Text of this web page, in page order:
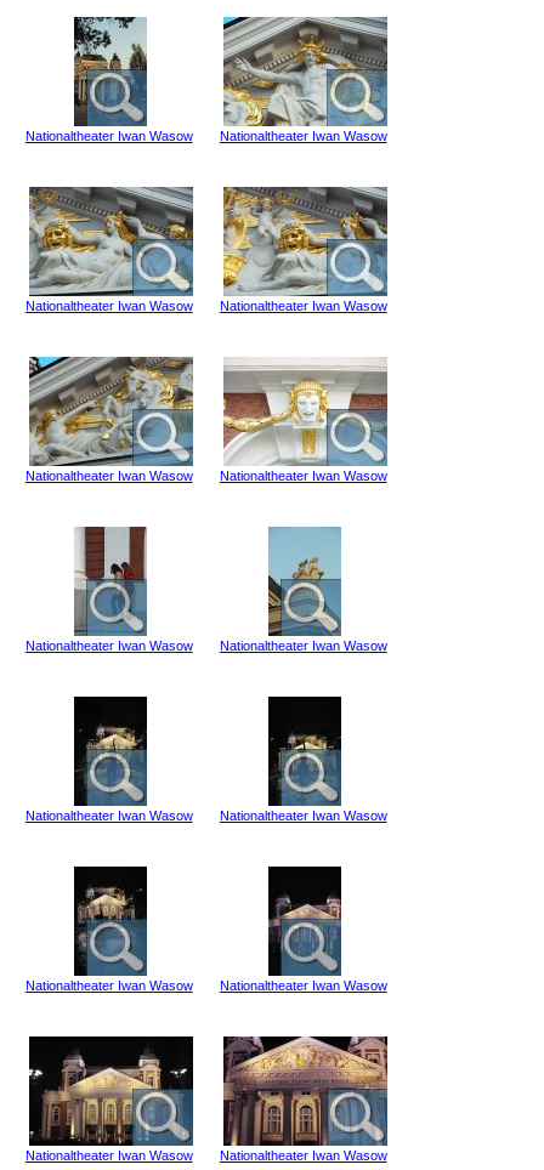
Nationaltheater Iwan Wasow Nationaltheater Iwan Wasow
Nationaltheater Iwan Wasow Nationaltheater Iwan Wasow
Nationaltheater Iwan Wasow Nationaltheater Iwan Wasow
Nationaltheater Iwan Wasow Nationaltheater Iwan Wasow
Nationaltheater Iwan Wasow Nationaltheater Iwan Wasow
Nationaltheater Iwan Wasow Nationaltheater Iwan Wasow
Nationaltheater Iwan Wasow Nationaltheater Iwan Wasow